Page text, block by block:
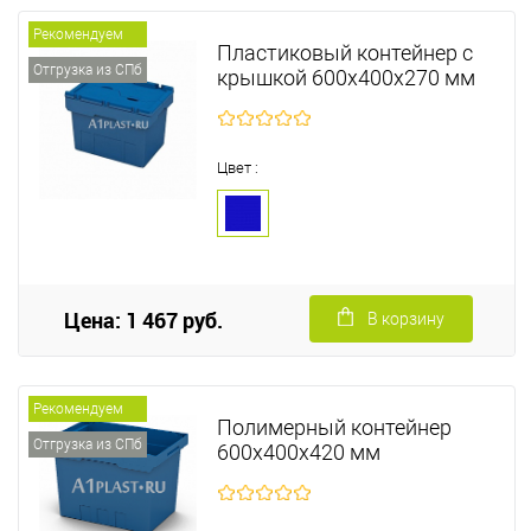
Рекомендуем
Отгрузка из СПб
Пластиковый контейнер с
крышкой 600х400х270 мм
Цвет :
Цена: 1 467 руб. В корзину
Рекомендуем
Отгрузка из СПб
Полимерный контейнер
600х400х420 мм